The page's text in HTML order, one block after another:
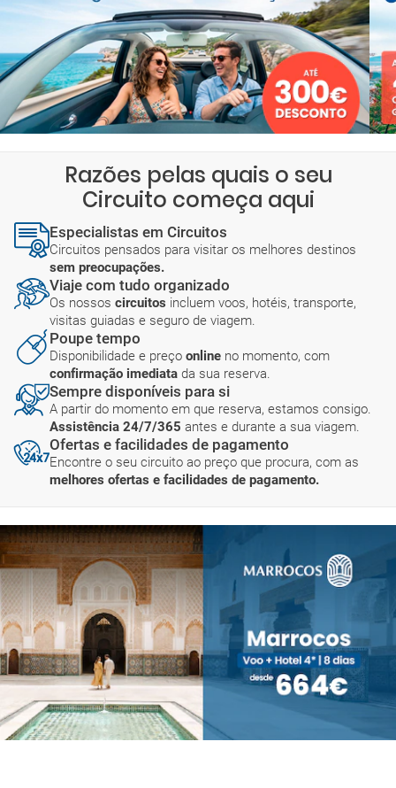
Razões pelas quais o seu
Circuito começa aqui
Especialistas em Circuitos
Circuitos pensados para visitar os melhores destinos
sem preocupações.
Viaje com tudo organizado
Os nossos circuitos incluem voos, hotéis, transporte,
visitas guiadas e seguro de viagem.
Poupe tempo
Disponibilidade e preço online no momento, com
confirmação imediata da sua reserva.
Sempre disponíveis para si
A partir do momento em que reserva, estamos consigo.
Assistência 24/7/365 antes e durante a sua viagem.
Ofertas e facilidades de pagamento
Encontre o seu circuito ao preço que procura, com as
melhores ofertas e facilidades de pagamento.